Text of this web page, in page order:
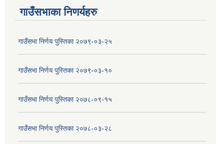
गाउँसभाका निणर्यहरु
गाउँसभा निर्णय पुस्तिका २०७९-०३-२५
गाउँसभा निर्णय पुस्तिका २०७९-०३-१०
गाउँसभा निर्णय पुस्तिका २०७८-०९-१५
गाउँसभा निर्णय पुस्तिका २०७८-०३-२८